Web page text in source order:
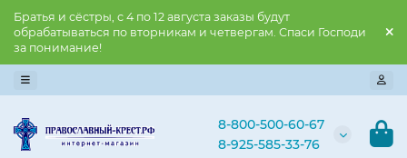
Братья и сёстры, с 4 по 12 августа заказы будут
обрабатываться по вторникам и четвергам. Спаси Господи
за понимание!
8-800-500-60-67
8-925-585-33-76